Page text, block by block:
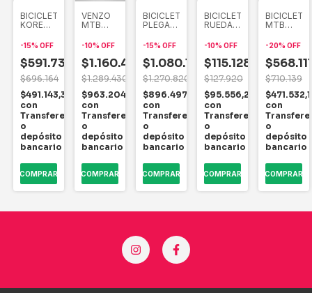
BICICLETA
KORE
PRO
21V
FRENOS
HIDRAULICOS
-15% OFF
$591.739
$696.164
$491.143,37
con
Transferencia
o
depósito
bancario
COMPRAR
VENZO
MTB
29 18V
DISCO
HIDRAULICO
-10% OFF
$1.160.487
$1.289.430
$963.204,21
con
Transferencia
o
depósito
bancario
COMPRAR
BICICLETA
PLEGABLE
LINK A7
-15% OFF
$1.080.117
$1.270.820
$896.497,11
con
Transferencia
o
depósito
bancario
COMPRAR
BICICLETA
RUEDAS
R12
-10% OFF
$115.128
$127.920
$95.556,24
con
Transferencia
o
depósito
bancario
COMPRAR
BICICLETA
MTB
PERSEO
R 26 7V
-20% OFF
$568.111
$710.139
con
o
depósito
bancario
COMPRAR